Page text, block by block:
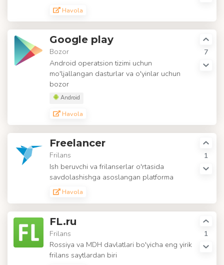
Havola
7
Google play
Bozor
Android operatsion tizimi uchun
mo'ljallangan dasturlar va o'yinlar uchun
bozor
Android
Havola
1
Freelancer
Frilans
Ish beruvchi va frilanserlar o'rtasida
savdolashishga asoslangan platforma
Havola
1
FL.ru
Frilans
Rossiya va MDH davlatlari bo'yicha eng yirik
frilans saytlardan biri